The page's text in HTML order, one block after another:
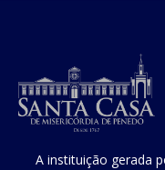
A instituição gerada